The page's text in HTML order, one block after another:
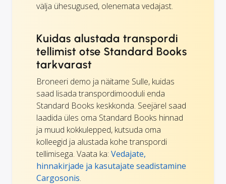
välja ühesugused, olenemata vedajast.
Kuidas alustada transpordi
tellimist otse Standard Books
tarkvarast
Broneeri demo ja näitame Sulle, kuidas
saad lisada transpordimooduli enda
Standard Books keskkonda. Seejärel saad
laadida üles oma Standard Books hinnad
ja muud kokkulepped, kutsuda oma
kolleegid ja alustada kohe transpordi
tellimisega. Vaata ka: Vedajate,
hinnakirjade ja kasutajate seadistamine
Cargosonis.